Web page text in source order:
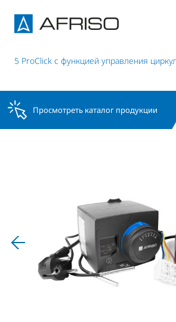
ProClick с функцией управления
Просмотреть каталог продукции